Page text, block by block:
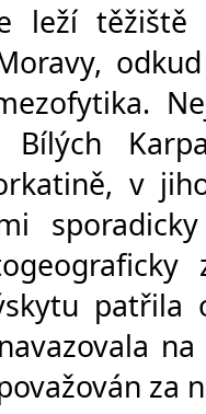
leží
Bílých
v
za